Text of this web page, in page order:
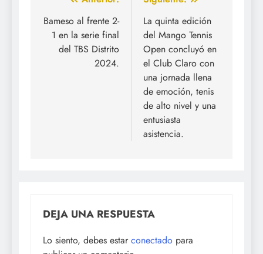
de
entradas
Bameso al frente 2-
1 en la serie final
del TBS Distrito
2024.
La quinta edición
del Mango Tennis
Open concluyó en
el Club Claro con
una jornada llena
de emoción, tenis
de alto nivel y una
entusiasta
asistencia.
DEJA UNA RESPUESTA
Lo siento, debes estar conectado para